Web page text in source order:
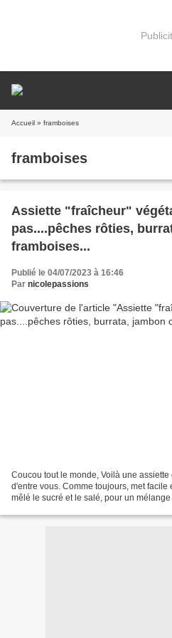
Accueil » framboises
framboises
Assiette "fraîcheur"
pas....pêches rôties,
framboises...
Publié le 04/07/2023 à 16:46
Par nicolepassions
Coucou tout le monde, Voilà une
d'entre vous. Comme toujours, met facile
mêlé le sucré et le salé, pour un